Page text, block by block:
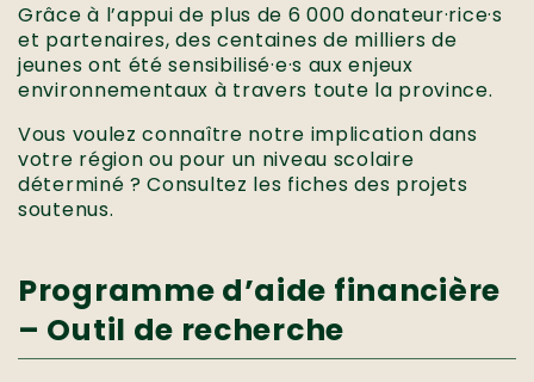
Grâce à l’appui de plus de 6 000 donateur·rice·s
et partenaires, des centaines de milliers de
jeunes ont été sensibilisé·e·s aux enjeux
environnementaux à travers toute la province.
Vous voulez connaître notre implication dans
votre région ou pour un niveau scolaire
déterminé ? Consultez les fiches des projets
soutenus.
Programme d’aide financière
– Outil de recherche